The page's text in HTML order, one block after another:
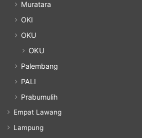
Muratara
OKI
OKU
OKU
Palembang
PALI
Prabumulih
Empat Lawang
Lampung